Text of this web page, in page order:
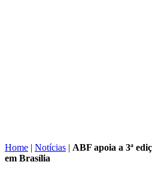
Home | Notícias | ABF apoia a 3ª
em Brasília